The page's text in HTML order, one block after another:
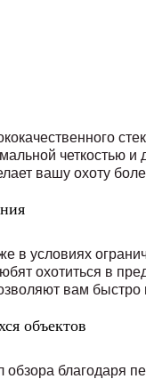
четкостью
вашу охоту
в условиях
охотиться в
вам быстро
объектов
обзора благодаря